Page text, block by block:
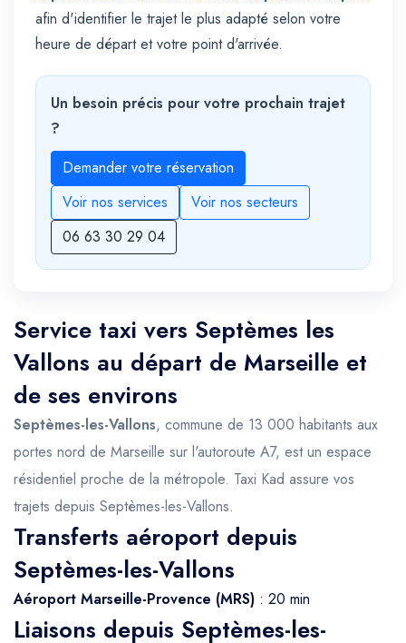
afin d'identifier le trajet le plus adapté selon votre
heure de départ et votre point d'arrivée.
Un besoin précis pour votre prochain trajet
?
Demander votre réservation
Voir nos services
Voir nos secteurs
06 63 30 29 04
Service taxi vers Septèmes les
Vallons au départ de Marseille et
de ses environs
Septèmes-les-Vallons, commune de 13 000 habitants aux
portes nord de Marseille sur l'autoroute A7, est un espace
résidentiel proche de la métropole. Taxi Kad assure vos
trajets depuis Septèmes-les-Vallons.
Transferts aéroport depuis
Septèmes-les-Vallons
Aéroport Marseille-Provence (MRS) : 20 min
Liaisons depuis Septèmes-les-